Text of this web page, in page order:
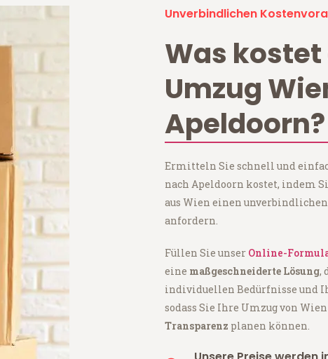
Unverbindlichen
Was kostet
Umzug
Apeldoorn?
Ermitteln Sie schnell und
nach Apeldoorn kostet, indem
aus Wien einen
anfordern.
Füllen Sie unser Online-
eine maßgeschneiderte Lösung,
individuellen Bedürfnisse und
sodass Sie Ihre Umzug von
Transparenz planen können.